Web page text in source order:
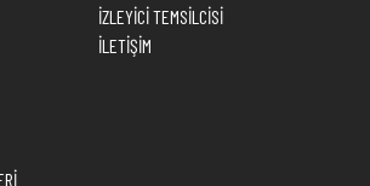
İZLEYİCİ TEMSİLCİSİ
İLETİŞİM